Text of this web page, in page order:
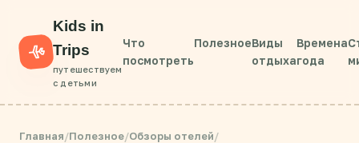
Kids in
Trips
путешествуем
с детьми
Что
посмотреть
ПолезноеВиды
отдыха
Времена
года
Главная/Полезное/Обзоры отелей/